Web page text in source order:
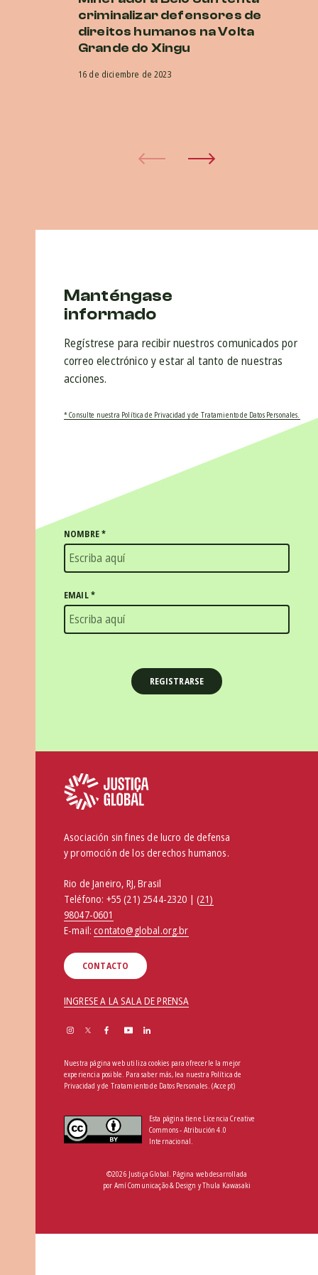
criminalizar defensores de
direitos humanos na Volta
Grande do Xingu
16 de diciembre de 2023
Manténgase
informado
Regístrese para recibir nuestros comunicados por
correo electrónico y estar al tanto de nuestras
acciones.
* Consulte nuestra Política de Privacidad y de Tratamiento de Datos Personales.
NOMBRE*
EMAIL*
Asociación sin fines de lucro de defensa
y promoción de los derechos humanos.
Rio de Janeiro, RJ, Brasil
Teléfono: +55 (21) 2544-2320 | (21)
98047-0601
E-mail:contato@global.org.br
CONTACTO
INGRESE A LA SALA DE PRENSA
Nuestra página web utiliza cookies para ofrecerle la mejor
experiencia posible. Para saber más, lea nuestra Política de
Privacidad y de Tratamiento de Datos Personales (Accept)
Esta página tiene Licencia Creative
Commons - Atribución 4.0
Internacional.
©2026 Justiça Global. Página web desarrollada
por Amí Comunicação & Design yThula Kawasaki